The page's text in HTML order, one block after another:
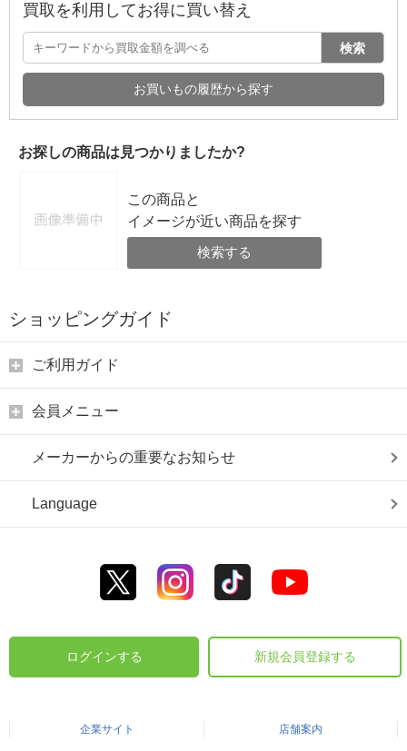
買取を利用してお得に買い替え
検索
お買いもの履歴から探す
お探しの商品は見つかりましたか?
この商品と
イメージが近い商品を探す
検索する
ショッピングガイド
ご利用ガイド
会員メニュー
メーカーからの重要なお知らせ
Language
ログインする 新規会員登録する
企業サイト 店舗案内